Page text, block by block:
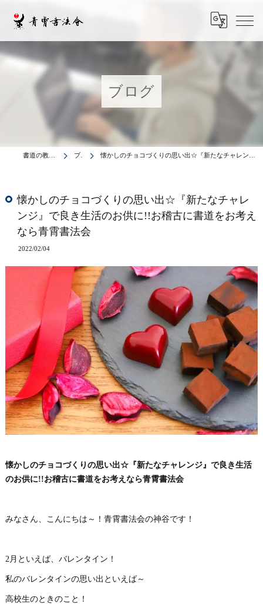
ブログ
書道の教室は青霄書法会 ブログ 懐かしのチョコづくりの思い出☆『新たなチャレンジ』で良き生活のお供に!!お稽古に書道をお考えなら青霄書法会
懐かしのチョコづくりの思い出☆『新たなチャレ
ンジ』で良き生活のお供に!!お稽古に書道をお考え
なら青霄書法会
2022/02/04
懐かしのチョコづくりの思い出☆『新たなチャレンジ』で良き生活
のお供に!!お稽古に書道をお考えなら青霄書法会
みなさん、こんにちは～！青霄書法会の神谷です！
2月といえば、バレンタイン！
私のバレンタインの思い出といえば～
高校生のときのこと！